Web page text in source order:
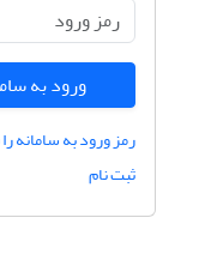
ورود به
رمز ورود به سامانه
ثبت نام